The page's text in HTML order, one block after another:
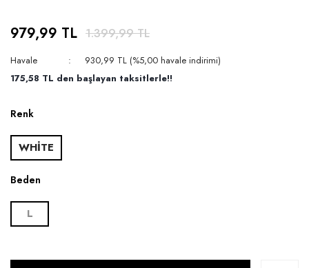
979,99 TL 1.399,99 TL
Havale
930,99 TL (%5,00 havale indirimi)
175,58 TL den başlayan taksitlerle!!
Renk
WHİTE
Beden
L